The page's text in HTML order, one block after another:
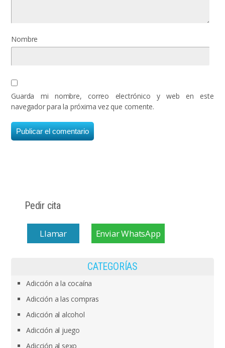
Nombre
Guarda mi nombre, correo electrónico y web en este
navegador para la próxima vez que comente.
Pedir cita
Llamar Enviar WhatsApp
CATEGORÍAS
Adicción a la cocaína
Adicción a las compras
Adicción al alcohol
Adicción al juego
Adicción al sexo